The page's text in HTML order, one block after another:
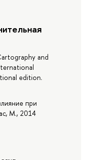
and
edition.
при
М., 2014